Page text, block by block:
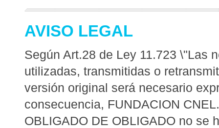
AVISO LEGAL
Según Art.28 de Ley 11.723 \"Las
utilizadas, transmitidas o
versión original será necesario
consecuencia, FUNDACION
OBLIGADO DE OBLIGADO no se